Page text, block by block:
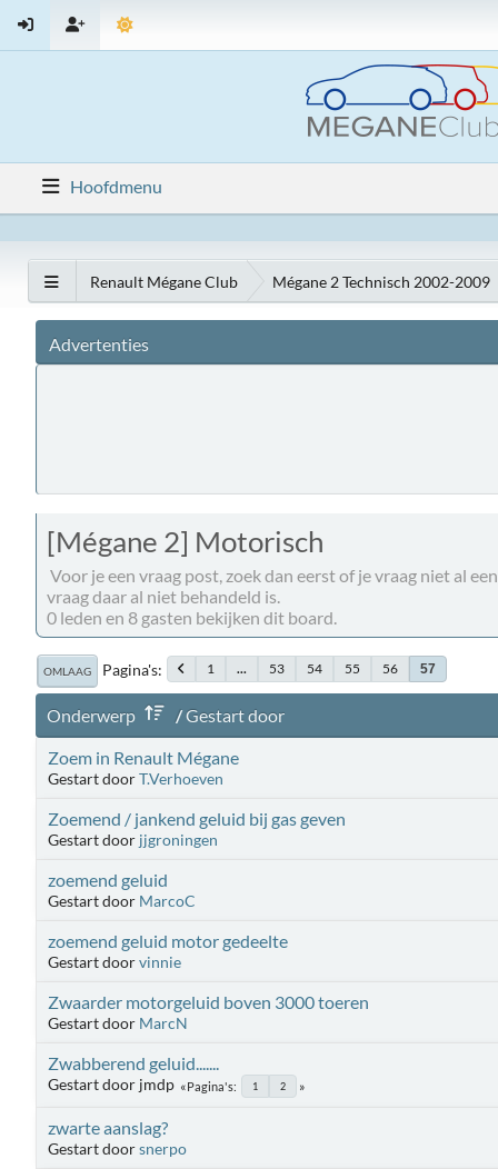
Hoofdmenu
Renault Mégane Club Mégane 2 Technisch 2002-2009
Advertenties
[Mégane 2] Motorisch
Voor je een vraag post, zoek dan eerst of je vraag niet al
vraag daar al niet behandeld is.
0 leden en 8 gasten bekijken dit board.
OMLAAG Pagina's 1 ... 53 54 55 56 57
Onderwerp /Gestart door
Zoem in Renault Mégane
Gestart doorT.Verhoeven
Zoemend / jankend geluid bij gas geven
Gestart door jjgroningen
zoemend geluid
Gestart door MarcoC
zoemend geluid motor gedeelte
Gestart doorvinnie
Zwaarder motorgeluid boven 3000 toeren
Gestart door MarcN
Zwabberend geluid.......
Gestart door jmdp Pagina's 1 2
zwarte aanslag?
Gestart doorsnerpo